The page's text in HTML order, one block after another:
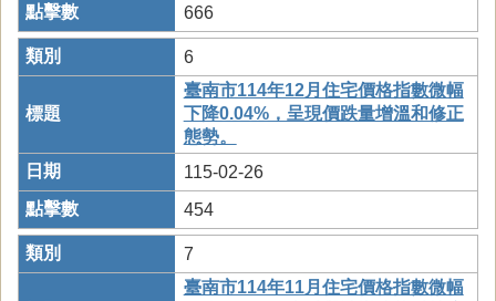
666
6
臺南市114年12月住宅價格指數微幅
下降0.04%，呈現價跌量增溫和修正
態勢。
115-02-26
454
7
臺南市114年11月住宅價格指數微幅